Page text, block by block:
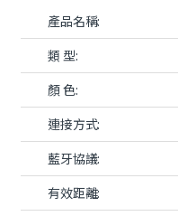
產品名稱:
類 型:
顏 色:
連接方式:
藍牙協議:
有效距離: